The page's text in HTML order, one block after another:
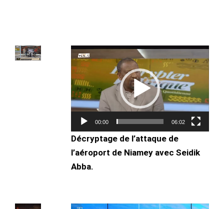
Lecteur
vidéo
00:00 06:02
Décryptage de l’attaque de
l’aéroport de Niamey avec Seidik
Abba.